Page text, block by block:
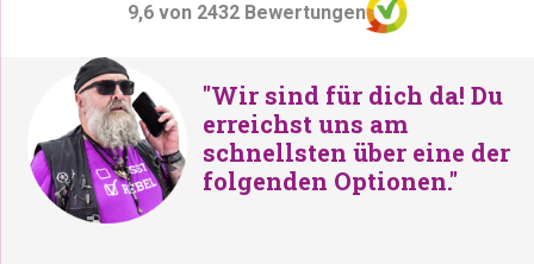
9,6 von 2432 Bewertungen
"Wir sind für dich da! Du
erreichst uns am
schnellsten über eine der
folgenden Optionen."